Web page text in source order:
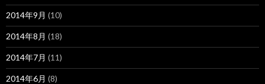
2014年9月 (10)
2014年8月 (18)
2014年7月 (11)
2014年6月 (8)